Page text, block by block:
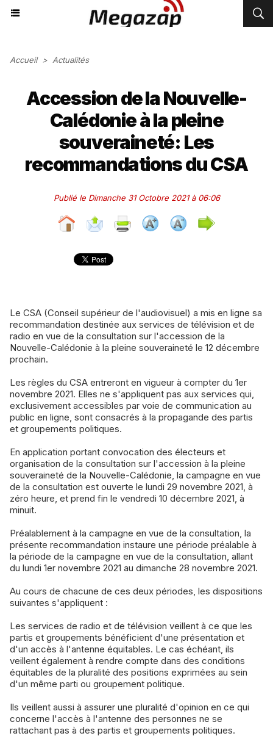
Accueil > Actualités
Accession de la Nouvelle-
Calédonie à la pleine
souveraineté: Les
recommandations du CSA
Publié le Dimanche 31 Octobre 2021 à 06:06
Le CSA (Conseil supérieur de l'audiovisuel) a mis en ligne sa
recommandation destinée aux services de télévision et de
radio en vue de la consultation sur l'accession de la
Nouvelle-Calédonie à la pleine souveraineté le 12 décembre
prochain.
Les règles du CSA entreront en vigueur à compter du 1er
novembre 2021. Elles ne s'appliquent pas aux services qui,
exclusivement accessibles par voie de communication au
public en ligne, sont consacrés à la propagande des partis
et groupements politiques.
En application portant convocation des électeurs et
organisation de la consultation sur l'accession à la pleine
souveraineté de la Nouvelle-Calédonie, la campagne en vue
de la consultation est ouverte le lundi 29 novembre 2021, à
zéro heure, et prend fin le vendredi 10 décembre 2021, à
minuit.
Préalablement à la campagne en vue de la consultation, la
présente recommandation instaure une période préalable à
la période de la campagne en vue de la consultation, allant
du lundi 1er novembre 2021 au dimanche 28 novembre 2021.
Au cours de chacune de ces deux périodes, les dispositions
suivantes s'appliquent :
Les services de radio et de télévision veillent à ce que les
partis et groupements bénéficient d'une présentation et
d'un accès à l'antenne équitables. Le cas échéant, ils
veillent également à rendre compte dans des conditions
équitables de la pluralité des positions exprimées au sein
d'un même parti ou groupement politique.
Ils veillent aussi à assurer une pluralité d'opinion en ce qui
concerne l'accès à l'antenne des personnes ne se
rattachant pas à des partis et groupements politiques.